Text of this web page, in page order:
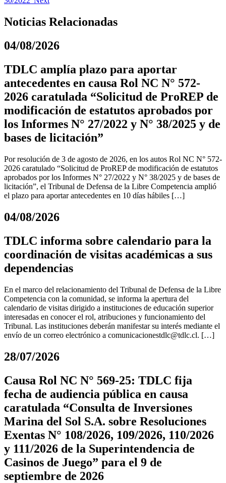
Noticias Relacionadas
04/08/2026
TDLC amplía plazo para aportar
antecedentes en causa Rol NC N° 572-
2026 caratulada “Solicitud de ProREP de
modificación de estatutos aprobados por
los Informes N° 27/2022 y N° 38/2025 y de
bases de licitación”
Por resolución de 3 de agosto de 2026, en los autos Rol NC N° 572-
2026 caratulado “Solicitud de ProREP de modificación de estatutos
aprobados por los Informes N° 27/2022 y N° 38/2025 y de bases de
licitación”, el Tribunal de Defensa de la Libre Competencia amplió
el plazo para aportar antecedentes en 10 días hábiles […]
04/08/2026
TDLC informa sobre calendario para la
coordinación de visitas académicas a sus
dependencias
En el marco del relacionamiento del Tribunal de Defensa de la Libre
Competencia con la comunidad, se informa la apertura del
calendario de visitas dirigido a instituciones de educación superior
interesadas en conocer el rol, atribuciones y funcionamiento del
Tribunal. Las instituciones deberán manifestar su interés mediante el
envío de un correo electrónico a comunicacionestdlc@tdlc.cl. […]
28/07/2026
Causa Rol NC N° 569-25: TDLC fija
fecha de audiencia pública en causa
caratulada “Consulta de Inversiones
Marina del Sol S.A. sobre Resoluciones
Exentas N° 108/2026, 109/2026, 110/2026
y 111/2026 de la Superintendencia de
Casinos de Juego” para el 9 de
septiembre de 2026